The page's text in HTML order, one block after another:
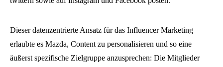
Dieser datenzentrierte Ansatz für das Influencer Marketing
erlaubte es Mazda, Content zu personalisieren und so eine
äußerst spezifische Zielgruppe anzusprechen: Die Mitglieder